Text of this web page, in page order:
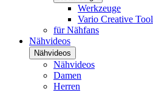
Werkzeuge
Vario Creative Tool
für Nähfans
Nähvideos
Nähvideos
Nähvideos
Damen
Herren